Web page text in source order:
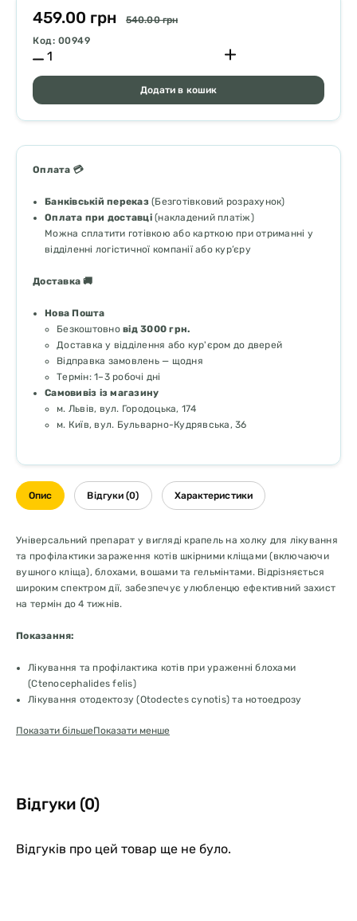
459.00 грн
540.00 грн
Код: 00949
Додати в кошик
Оплата 💳
Банківській переказ(Безготівковий розрахунок)
Оплата при доставці(накладений платіж)
Можна сплатити готівкою або карткою при отриманні у
відділенні логістичної компанії або кур’єру
Доставка 🚚
Нова Пошта
Безкоштовно від 3000 грн.
Доставка у відділення або кур'єром до дверей
Відправка замовлень — щодня
Термін: 1–3 робочі дні
Самовивіз із магазину
м. Львів, вул. Городоцька, 174
м. Київ, вул. Бульварно-Кудрявська, 36
Опис Відгуки (0) Характеристики
Універсальний препарат у вигляді крапель на холку для лікування
та профілактики зараження котів шкірними кліщами (включаючи
вушного кліща), блохами, вошами та гельмінтами. Відрізняється
широким спектром дії, забезпечує улюбленцю ефективний захист
на термін до 4 тижнів.
Показання:
Лікування та профілактика котів при ураженні блохами
(Ctenocephalides felis)
Лікування отодектозу (Otodectes cynotis) та нотоедрозу
Лікування кишкових (Toxocara cati й Ancylostoma tubaeforme) і
мікродирофіляріі L3 і L4 стадії)
Може використовуватися як один із засобів під час лікування
Лікування та профілактика тхорів при ураженні блохами
(Ctenocephalides felis), а також профілактика дирофіляріозу
Показати більшеПоказати менше
Відгуки (0)
Відгуків про цей товар ще не було.